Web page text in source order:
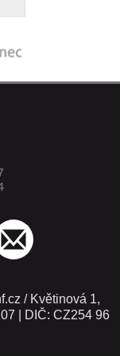
/ Květinová 1,
| DIČ: CZ254 96